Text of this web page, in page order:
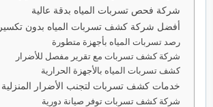
شركة فحص تسربات المياه بدقة عالية
أفضل شركة كشف تسربات المياه بدون تكسير
رصد تسربات المياه بأجهزة متطورة
شركة كشف تسربات مع تقرير مفصل للأضرار
كشف تسربات المياه بالأجهزة الحرارية
خدمات كشف تسربات لتجنب الأضرار المنزلية
شركة كشف تسربات توفر صيانة دورية